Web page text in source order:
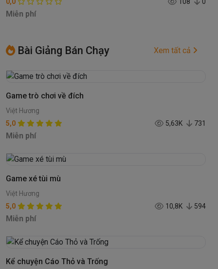
Miễn phí
Bài Giảng Bán Chạy Xem tất cả
Game trò chơi về đích
Việt Hương
5,0
5,63K 731
Miễn phí
Game xé tùi mù
Việt Hương
5,0
10,8K 594
Miễn phí
Kể chuyện Cáo Thỏ và Trống